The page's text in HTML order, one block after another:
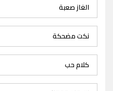
الغاز صعبة
نكت مضحكة
كلام حب